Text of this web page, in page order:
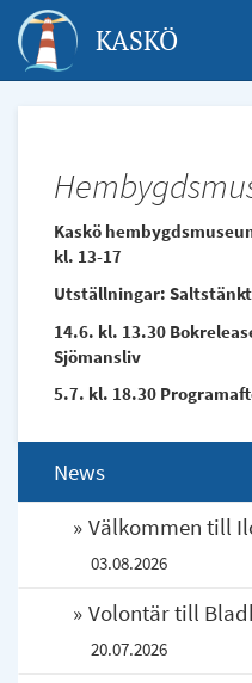
Hoppa
till
huvudinnehåll
KASKÖ
Kaskö
kl. 13-17
Utställningar:
14.6. kl. 13.30
Sjömansliv
5.7. kl. 18.30
News
Välkommen till
03.08.2026
Volontär till
20.07.2026